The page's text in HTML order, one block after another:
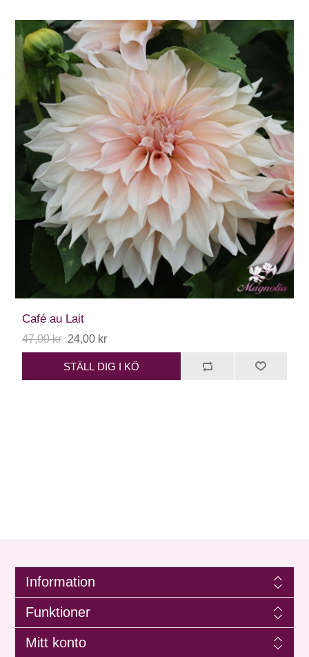
Café au Lait
47,00 kr 24,00 kr
STÄLL DIG I KÖ
Information
Funktioner
Mitt konto